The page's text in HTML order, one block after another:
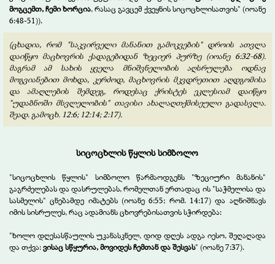
მოგცემთ, ჩემი ხორცია, რასაც გავცემ ქვეყნის სიცოცხლისათვის" (იოანე
6:48-51)).
(ცხადია, რომ "საკვირველი მანანით გამოკვების" დროის ათვლა
დაიწყო მაცხოვრის ქადაგებიდან ზეციერ პურზე (იოანე 6:32-68).
მაგრამ ამ სახის ყველა მნიშვნელობის აღსრულება ოდნავ
მოგვიანებით მოხდა, კერძოდ, მაცხოვრის მკვდრეთით აღდგომისა
და ამაღლების შემდეგ, როდესაც ქრისტეს ეკლესიამ დაიწყო
"უდაბნოში მსვლელობის" თავისი ახალაღთქმისეული გადასვლა.
შეად. გამოცხ. 12:6; 12:14; 2:17).
სიცოცხლის წყლის სიმბოლო
"სიცოცხლის წყლის" სიმბოლო წარმაოდგენს "ზეციური მანანის"
გაგრძელებას და დასრულებას, რომელთან ერთადაც ის "საჭმელისა და
სასმელის" ცნებამდე იმატებს (იოანე 6:55; რომ. 14:17) და აღნიშნავს
იმის სისრულეს, რაც ადამიანს ცხოვრებისათვის სჭირდება:
"ხოლო დღესასწაულის უკანასკნელ,დიდ დღეს ადგა იესო, შეღაღადა
და თქვა:ვისაცსწყურია,მოვიდესჩემთანდაშესვას" (იოანე 7:37).